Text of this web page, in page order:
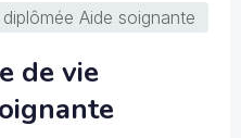
de vie